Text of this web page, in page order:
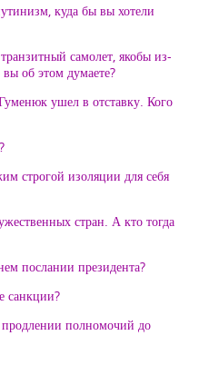
куда бы вы хотели
самолет, якобы из-
об этом думаете?
ушел в отставку. Кого
строгой изоляции для себя
стран. А кто тогда
послании президента?
санкции?
полномочий до